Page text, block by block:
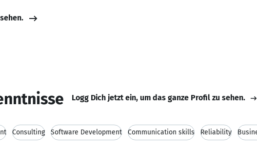
Logg Dich jetzt ein, um das ganze Profil zu sehen.
Consulting Software Development Communication skills Reliability